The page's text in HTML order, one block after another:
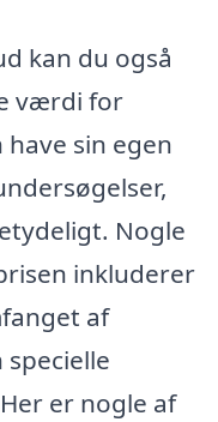
kan du også
værdi for
sin egen
Nogle
inkluderer
af
er nogle af